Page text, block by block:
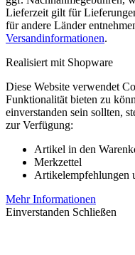
Lieferzeit gilt für
für andere Länder
Versandinformationen.
Realisiert mit Shopware
Diese Website verwendet
Funktionalität bieten zu
einverstanden sein sollten,
zur Verfügung:
Artikel in den
Merkzettel
Artikelempfehlungen
Mehr Informationen
Einverstanden Schließen